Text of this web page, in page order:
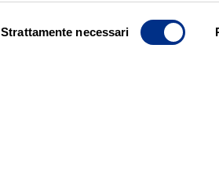
Strattamente necessari